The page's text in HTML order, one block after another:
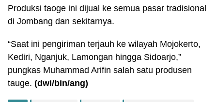
Produksi taoge ini dijual ke semua pasar tradisional
di Jombang dan sekitarnya.
“Saat ini pengiriman terjauh ke wilayah Mojokerto,
Kediri, Nganjuk, Lamongan hingga Sidoarjo,”
pungkas Muhammad Arifin salah satu produsen
tauge. (dwi/bin/ang)